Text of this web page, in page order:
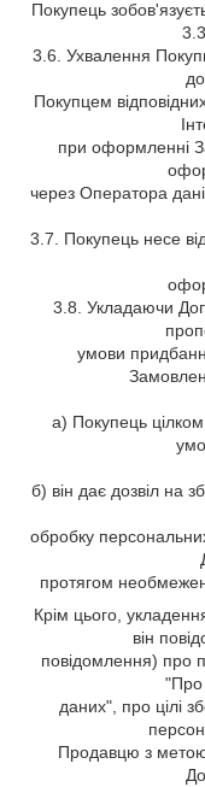
Покупець
3.6. Ухвалення
Покупцем
при оформленні
через Оператора
3.7. Покупець несе
3.8. Укладаючи
умови
а) Покупець
б) він дає дозвіл на
обробку
протягом
Крім цього,
він
повідомлення) про
"Про
даних", про цілі
Продавцю з